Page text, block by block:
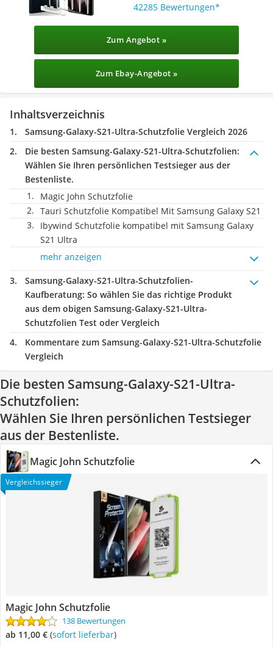
42285 Bewertungen
Zum Angebot »
Zum Ebay-Angebot »
Inhaltsverzeichnis
Samsung-Galaxy-S21-Ultra-Schutzfolie Vergleich 2026
Die besten Samsung-Galaxy-S21-Ultra-Schutzfolien:
Wählen Sie Ihren persönlichen Testsieger aus der
Bestenliste.
Magic John Schutzfolie
Tauri Schutzfolie Kompatibel Mit Samsung Galaxy S21
Ibywind Schutzfolie kompatibel mit Samsung Galaxy
S21 Ultra
mehr anzeigen
Samsung-Galaxy-S21-Ultra-Schutzfolien-
Kaufberatung: So wählen Sie das richtige Produkt
aus dem obigen Samsung-Galaxy-S21-Ultra-
Schutzfolien Test oder Vergleich
Kommentare zum Samsung-Galaxy-S21-Ultra-Schutzfolie
Vergleich
Die besten Samsung-Galaxy-S21-Ultra-
Schutzfolien:
Wählen Sie Ihren persönlichen Testsieger
aus der Bestenliste.
Magic John Schutzfolie
Vergleichssieger
Magic John Schutzfolie
138 Bewertungen
ab 11,00 € ( Sofort lieferbar)